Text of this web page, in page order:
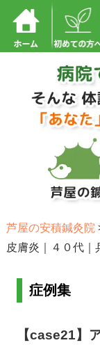
芦屋の安積鍼灸院
皮膚炎｜４０代｜
症例集
【case21】